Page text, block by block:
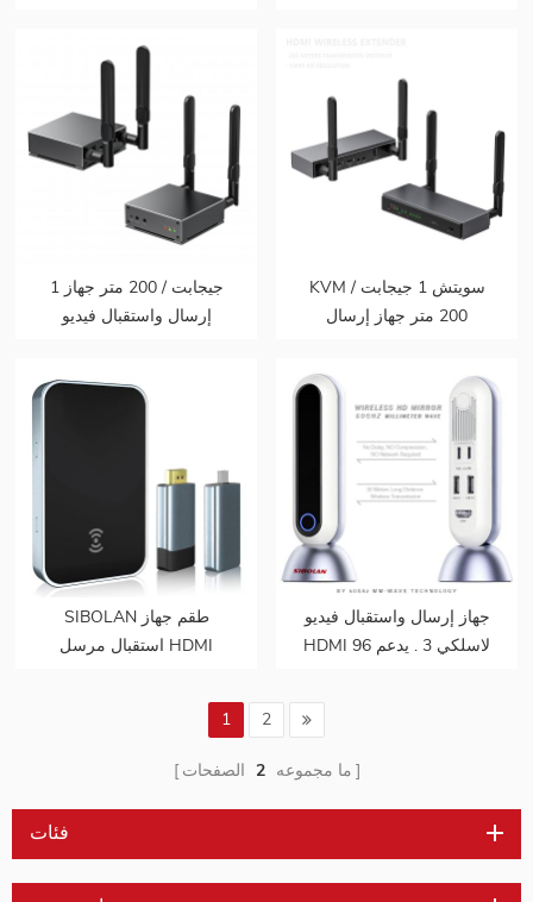
هاتف محمول إلى تلفزيون
بروجيكتور للألعاب 0 كمون
1 جيجابت / 200 متر جهاز
إرسال واستقبال فيديو
يدعم 1080p @ 60hz
KVM سويتش 1 جيجابت /
200 متر جهاز إرسال
HDMI صندوق فيديو رسم
بياني نقل ذاكرة الوصول
60hz
SIBOLAN طقم جهاز
استقبال مرسل HDMI
جهاز إرسال واستقبال فيديو
HDMI لاسلكي 3 . يدعم 96
1 2
ما مجموعه 2 الصفحات
فئات